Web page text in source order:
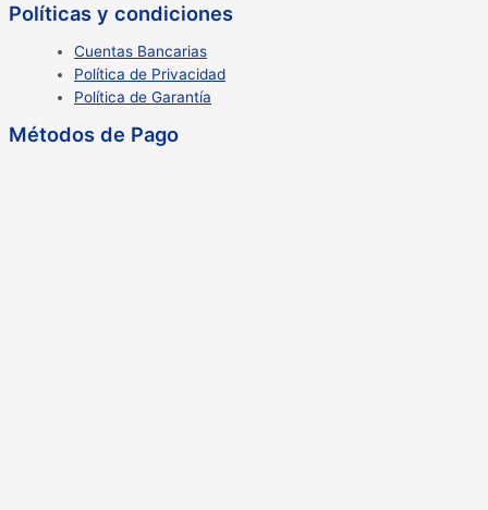
Políticas y condiciones
Cuentas Bancarias
Política de Privacidad
Política de Garantía
Métodos de Pago